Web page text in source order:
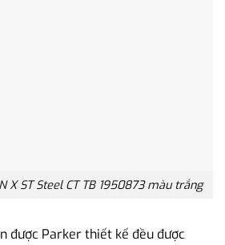
X ST Steel CT TB 1950873 màu trắng
được Parker thiết kế đều được